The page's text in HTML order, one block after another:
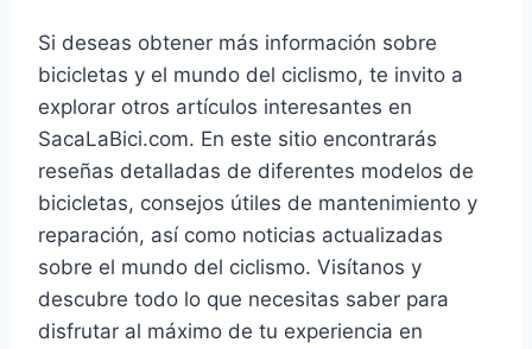
Si deseas obtener más información sobre
bicicletas y el mundo del ciclismo, te invito a
explorar otros artículos interesantes en
SacaLaBici.com. En este sitio encontrarás
reseñas detalladas de diferentes modelos de
bicicletas, consejos útiles de mantenimiento y
reparación, así como noticias actualizadas
sobre el mundo del ciclismo. Visítanos y
descubre todo lo que necesitas saber para
disfrutar al máximo de tu experiencia en